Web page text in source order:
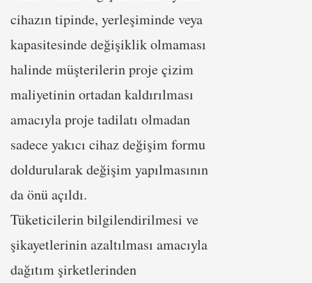
cihazın tipinde, yerleşiminde veya
kapasitesinde değişiklik olmaması
halinde müşterilerin proje çizim
maliyetinin ortadan kaldırılması
amacıyla proje tadilatı olmadan
sadece yakıcı cihaz değişim formu
doldurularak değişim yapılmasının
da önü açıldı.
Tüketicilerin bilgilendirilmesi ve
şikayetlerinin azaltılması amacıyla
dağıtım şirketlerinden